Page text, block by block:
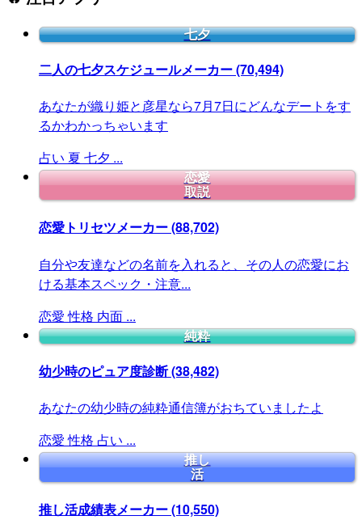
七夕
二人の七夕スケジュールメーカー(70,494)
あなたが織り姫と彦星なら7月7日にどんなデートをす
るかわかっちゃいます
占い 夏 七夕 ...
恋愛
取説
恋愛トリセツメーカー(88,702)
自分や友達などの名前を入れると、その人の恋愛にお
ける基本スペック・注意...
恋愛 性格 内面 ...
純粋
幼少時のピュア度診断(38,482)
あなたの幼少時の純粋通信簿がおちていましたよ
恋愛 性格 占い ...
推し
活
推し活成績表メーカー(10,550)